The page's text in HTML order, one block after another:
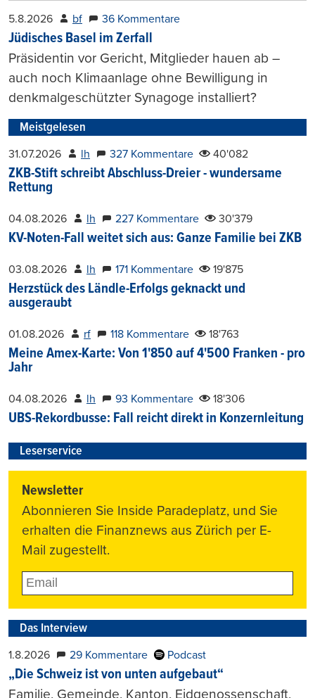
5.8.2026 bf 36 Kommentare
Jüdisches Basel im Zerfall
Präsidentin vor Gericht, Mitglieder hauen ab –
auch noch Klimaanlage ohne Bewilligung in
denkmalgeschützter Synagoge installiert?
Meistgelesen
31.07.2026 lh 327 Kommentare 40'082
ZKB-Stift schreibt Abschluss-Dreier - wundersame
Rettung
04.08.2026 lh 227 Kommentare 30'379
KV-Noten-Fall weitet sich aus: Ganze Familie bei ZKB
03.08.2026 lh 171 Kommentare 19'875
Herzstück des Ländle-Erfolgs geknackt und
ausgeraubt
01.08.2026 rf 118 Kommentare 18'763
Meine Amex-Karte: Von 1'850 auf 4'500 Franken - pro
Jahr
04.08.2026 lh 93 Kommentare 18'306
UBS-Rekordbusse: Fall reicht direkt in Konzernleitung
Leserservice
Newsletter
Abonnieren Sie Inside Paradeplatz, und Sie
erhalten die Finanznews aus Zürich per E-
Mail zugestellt.
Das Interview
1.8.2026 29 Kommentare Podcast
„Die Schweiz ist von unten aufgebaut“
Familie, Gemeinde, Kanton, Eidgenossenschaft,